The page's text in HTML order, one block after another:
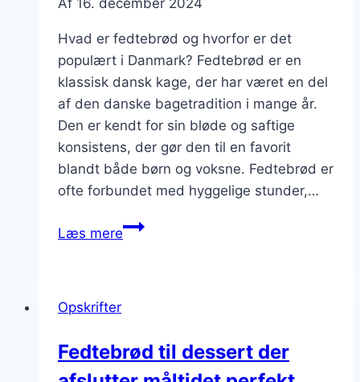
Hvad er fedtebrød og hvorfor er det
populært i Danmark? Fedtebrød er en
klassisk dansk kage, der har været en del
af den danske bagetradition i mange år.
Den er kendt for sin bløde og saftige
konsistens, der gør den til en favorit
blandt både børn og voksne. Fedtebrød er
ofte forbundet med hyggelige stunder,…
Læs mereFedtebrød
Opskrifter
Fedtebrød til dessert der